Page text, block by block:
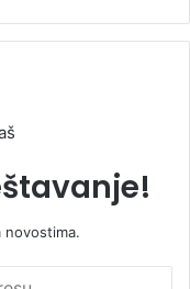
novostima.